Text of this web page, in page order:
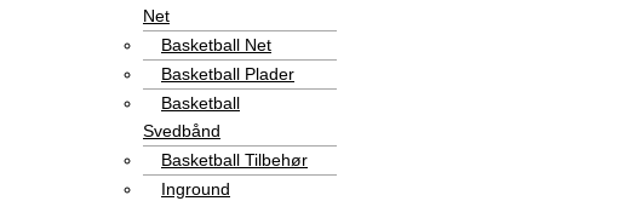
Net
Basketball Net
Basketball Plader
Basketball
Svedbånd
Basketball Tilbehør
Inground